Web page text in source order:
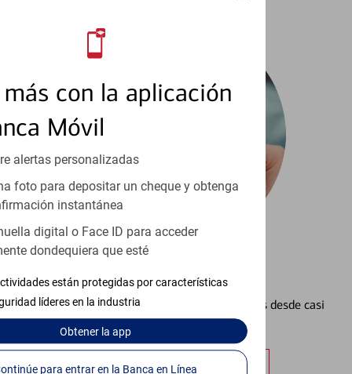
con la aplicación
Móvil
alertas personalizadas
foto para depositar un cheque y obtenga
instantánea
digital o Face ID para acceder
dondequiera que esté
están protegidas por características
líderes en la industria
Obtenerla app
Continúe para entrar en la Banca en Línea
Configurar Alertas³
Vea cómo mantener el control de sus finanzas desde casi
cualquier lugar.
Obtener más información